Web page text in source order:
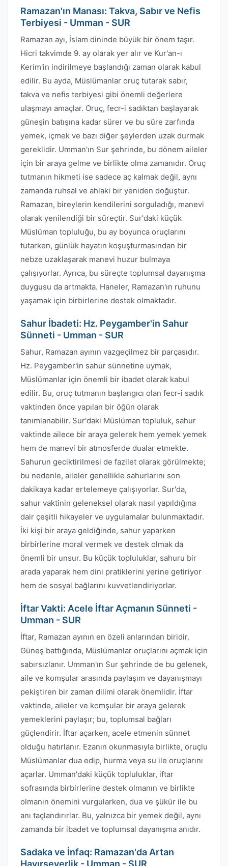
Ramazan'ın Manası: Takva, Sabır ve Nefis
Terbiyesi - Umman - SUR
Ramazan ayı, İslam dininde büyük bir önem taşır.
Hicri takvimde 9. ay olarak yer alır ve Kur'an-ı
Kerim'in indirilmeye başlandığı zaman olarak kabul
edilir. Bu ayda, Müslümanlar oruç tutarak sabır,
takva ve nefis terbiyesi gibi önemli değerlere
ulaşmayı amaçlar. Oruç, fecr-i sadıktan başlayarak
güneşin batışına kadar sürer ve bu süre zarfında
yemek, içmek ve bazı diğer şeylerden uzak durmak
gereklidir. Umman'ın Sur şehrinde, bu dönem aileler
için bir araya gelme ve birlikte olma zamanıdır. Oruç
tutmanın hikmeti ise sadece aç kalmak değil, aynı
zamanda ruhsal ve ahlaki bir yeniden doğuştur.
Ramazan, bireylerin kendilerini sorguladığı, manevi
olarak yenilendiği bir süreçtir. Sur'daki küçük
Müslüman topluluğu, bu ay boyunca oruçlarını
tutarken, günlük hayatın koşuşturmasından bir
nebze uzaklaşarak manevi huzur bulmaya
çalışıyorlar. Ayrıca, bu süreçte toplumsal dayanışma
duygusu da artmakta. Haneler, Ramazan'ın ruhunu
yaşamak için birbirlerine destek olmaktadır.
Sahur İbadeti: Hz. Peygamber'in Sahur
Sünneti - Umman - SUR
Sahur, Ramazan ayının vazgeçilmez bir parçasıdır.
Hz. Peygamber'in sahur sünnetine uymak,
Müslümanlar için önemli bir ibadet olarak kabul
edilir. Bu, oruç tutmanın başlangıcı olan fecr-i sadık
vaktinden önce yapılan bir öğün olarak
tanımlanabilir. Sur'daki Müslüman topluluk, sahur
vaktinde ailece bir araya gelerek hem yemek yemek
hem de manevi bir atmosferde dualar etmekte.
Sahurun geciktirilmesi de fazilet olarak görülmekte;
bu nedenle, aileler genellikle sahurlarını son
dakikaya kadar ertelemeye çalışıyorlar. Sur'da,
sahur vaktinin geleneksel olarak nasıl yapıldığına
dair çeşitli hikayeler ve uygulamalar bulunmaktadır.
İki kişi bir araya geldiğinde, sahur yaparken
birbirlerine moral vermek ve destek olmak da
önemli bir unsur. Bu küçük topluluklar, sahuru bir
arada yaparak hem dini pratiklerini yerine getiriyor
hem de sosyal bağlarını kuvvetlendiriyorlar.
İftar Vakti: Acele İftar Açmanın Sünneti -
Umman - SUR
İftar, Ramazan ayının en özeli anlarından biridir.
Güneş battığında, Müslümanlar oruçlarını açmak için
sabırsızlanır. Umman'ın Sur şehrinde de bu gelenek,
aile ve komşular arasında paylaşım ve dayanışmayı
pekiştiren bir zaman dilimi olarak önemlidir. İftar
vaktinde, aileler ve komşular bir araya gelerek
yemeklerini paylaşır; bu, toplumsal bağları
güçlendirir. İftar açarken, acele etmenin sünnet
olduğu hatırlanır. Ezanın okunmasıyla birlikte, oruçlu
Müslümanlar dua edip, hurma veya su ile oruçlarını
açarlar. Umman'daki küçük topluluklar, iftar
sofrasında birbirlerine destek olmanın ve birlikte
olmanın önemini vurgularken, dua ve şükür ile bu
anı taçlandırırlar. Bu, yalnızca bir yemek değil, aynı
zamanda bir ibadet ve toplumsal dayanışma anıdır.
Sadaka ve İnfaq: Ramazan'da Artan
Hayırseverlik - Umman - SUR